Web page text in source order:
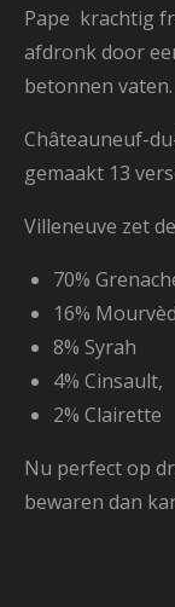
Pape krachtig
afdronk door
betonnen vaten.
Châteauneuf-
gemaakt 13
Villeneuve zet
70%
16%
8% Syrah
4% Cinsault,
2% Clairette
Nu perfect op
bewaren dan